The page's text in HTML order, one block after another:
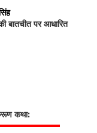
बातचीत पर आधारित
कथा: